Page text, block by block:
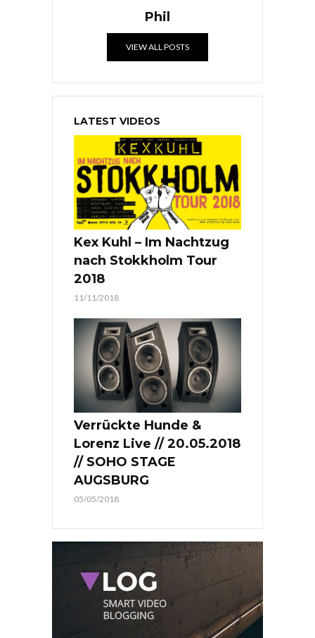
Phil
VIEW ALL POSTS
LATEST VIDEOS
Kex Kuhl – Im Nachtzug
nach Stokkholm Tour
2018
11/11/2018
Verrückte Hunde &
Lorenz Live // 20.05.2018
// SOHO STAGE
AUGSBURG
05/05/2018